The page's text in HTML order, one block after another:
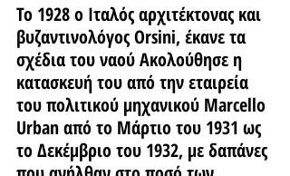
Το 1928 ο Ιταλός αρχιτέκτονας και
βυζαντινολόγος Orsini, έκανε τα
σχέδια του ναού Ακολούθησε η
κατασκευή του από την εταιρεία
του πολιτικού μηχανικού Marcello
Urban από το Μάρτιο του 1931 ως
το Δεκέμβριο του 1932, με δαπάνες